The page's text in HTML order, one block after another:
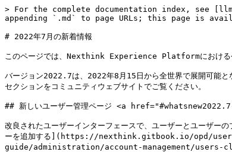
> For the complete documentation index, see
appending `.md` to page URLs; this page is
# 2022年7月の新着情報
このページでは、Nexthink Experience Platformにおける今
バージョン2022.7は、2022年8月15日から全世界で展開
セクションをコミュニティウェブサイトでご覧ください。
## 新しいユーザー管理ページ <a
改良されたユーザーインターフェースで、ユーザーとユーザー
ーを追加する](https://nexthink.gitbook.io/opd/user-
guide/administration/account-management/users-classic)